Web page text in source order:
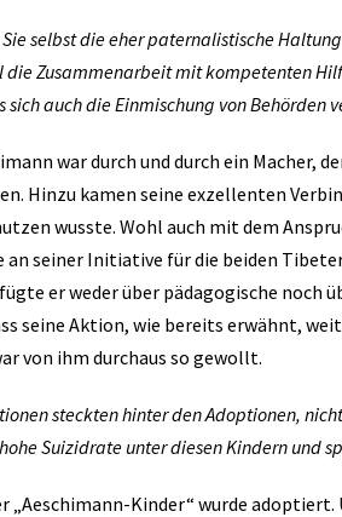
selbst die eher paternalistische
die Zusammenarbeit mit kompetenten
sich auch die Einmischung von Behörden
war durch und durch ein Macher,
Hinzu kamen seine exzellenten
wusste. Wohl auch mit dem
an seiner Initiative für die beiden
er weder über pädagogische noch
seine Aktion, wie bereits erwähnt,
von ihm durchaus so gewollt.
steckten hinter den Adoptionen,
Suizidrate unter diesen Kindern und
„Aeschimann-Kinder“ wurde